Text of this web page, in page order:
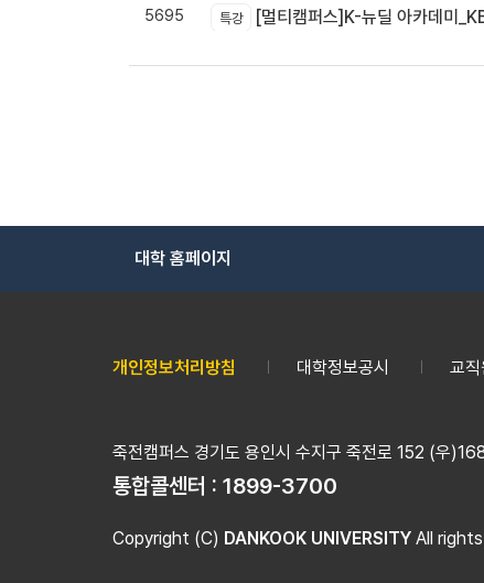
5695 특강 [멀티캠퍼스]K-뉴딜 아카데미
대학 홈페이지
개인정보처리방침 대학정보공시 교
죽전캠퍼스 경기도 용인시 수지구 죽전로 152 (우
통합콜센터 : 1899-3700
Copyright (C) DANKOOK UNIVERSITY All